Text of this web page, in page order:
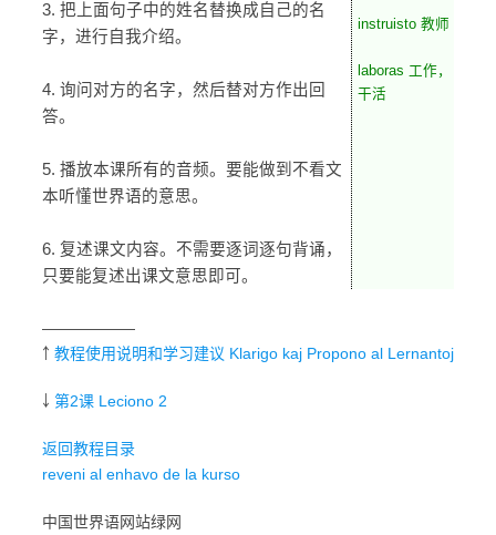
3. 把上面句子中的姓名替换成自己的名
字，进行自我介绍。
4. 询问对方的名字，然后替对方作出回
答。
5. 播放本课所有的音频。要能做到不看文
本听懂世界语的意思。
6. 复述课文内容。不需要逐词逐句背诵，
只要能复述出课文意思即可。
instruisto 教师
laboras 工作，
干活
——————
￪ 教程使用说明和学习建议 Klarigo kaj Propono al Lernantoj
￬ 第2课 Leciono 2
返回教程目录
reveni al enhavo de la kurso
中国世界语网站绿网